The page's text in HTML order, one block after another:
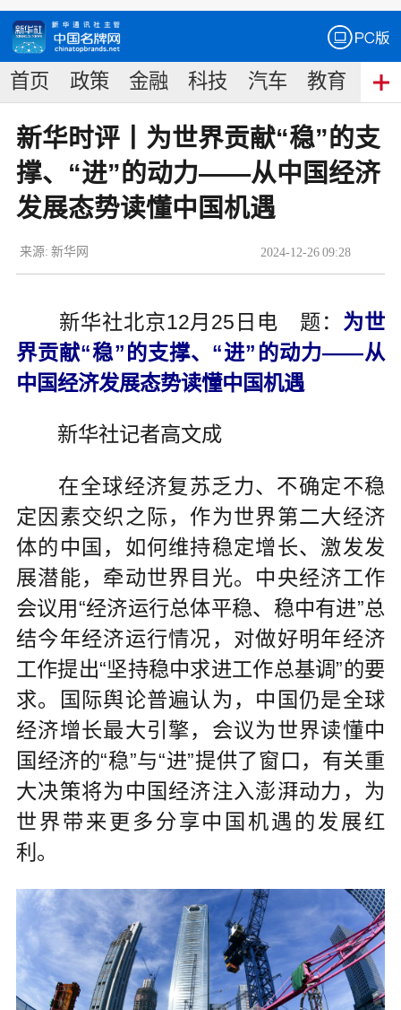
首页 政策 金融 科技 汽车 教育 食
新华时评丨为世界贡献“稳”的支
撑、“进”的动力——从中国经济
发展态势读懂中国机遇
2024-12-26 09:28
来源: 新华网
新华社北京12月25日电 题： 为世
界贡献“稳”的支撑、“进”的动力——从
中国经济发展态势读懂中国机遇
新华社记者高文成
在全球经济复苏乏力、不确定不稳
定因素交织之际，作为世界第二大经济
体的中国，如何维持稳定增长、激发发
展潜能，牵动世界目光。中央经济工作
会议用“经济运行总体平稳、稳中有进”总
结今年经济运行情况，对做好明年经济
工作提出“坚持稳中求进工作总基调”的要
求。国际舆论普遍认为，中国仍是全球
经济增长最大引擎，会议为世界读懂中
国经济的“稳”与“进”提供了窗口，有关重
大决策将为中国经济注入澎湃动力，为
世界带来更多分享中国机遇的发展红
利。